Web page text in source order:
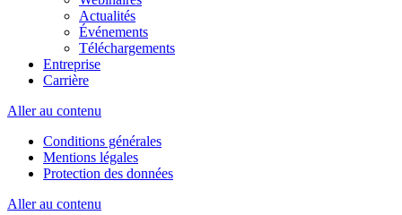
Actualités
Événements
Téléchargements
Entreprise
Carrière
Aller au contenu
Conditions générales
Mentions légales
Protection des données
Aller au contenu